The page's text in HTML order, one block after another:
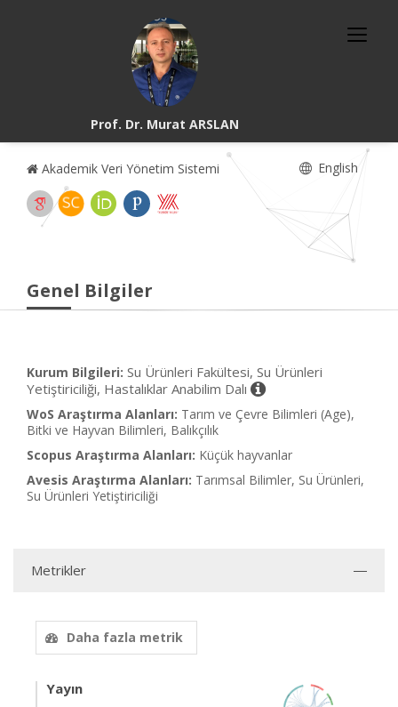
Prof. Dr. Murat ARSLAN
Akademik Veri Yönetim Sistemi English
Genel Bilgiler
Kurum Bilgileri: Su Ürünleri Fakültesi, Su Ürünleri
Yetiştiriciliği, Hastalıklar Anabilim Dalı
WoS Araştırma Alanları: Tarım ve Çevre Bilimleri (Age),
Bitki ve Hayvan Bilimleri, Balıkçılık
Scopus Araştırma Alanları: Küçük hayvanlar
Avesis Araştırma Alanları: Tarımsal Bilimler, Su Ürünleri,
Su Ürünleri Yetiştiriciliği
Metrikler
Daha fazla metrik
Yayın